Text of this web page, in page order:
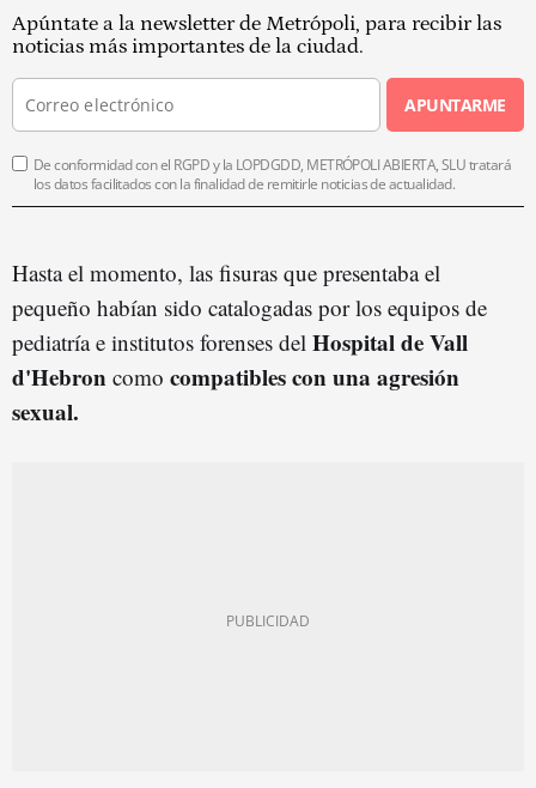
Apúntate a la newsletter de Metrópoli, para recibir las
noticias más importantes de la ciudad.
APUNTARME
De conformidad con el RGPD y la LOPDGDD, METRÓPOLI ABIERTA, SLU tratará
los datos facilitados con la finalidad de remitirle noticias de actualidad.
Hasta el momento, las fisuras que presentaba el
pequeño habían sido catalogadas por los equipos de
pediatría e institutos forenses del Hospital de Vall
d'Hebron como compatibles con una agresión
sexual.